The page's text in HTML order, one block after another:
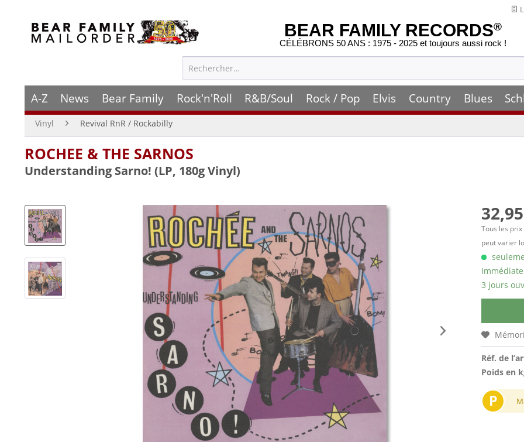
BEAR FAMILY RECORDS®
CÉLÉBRONS 50 ANS : 1975 - 2025 et toujours aussi rock !
A-Z News Bear Family Rock'n'Roll R&B/Soul Rock / Pop Elvis Country Blues
Vinyl Revival RnR / Rockabilly
ROCHEE & THE SARNOS
Understanding Sarno! (LP, 180g Vinyl)
Tous les
peut varier
3 jours
Réf. de
Poids en
P